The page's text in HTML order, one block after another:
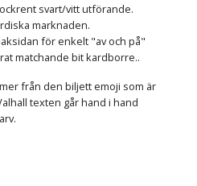
svart/vitt utförande.
marknaden.
för enkelt "av och på"
matchande bit kardborre..
från den biljett emoji som är
texten går hand i hand